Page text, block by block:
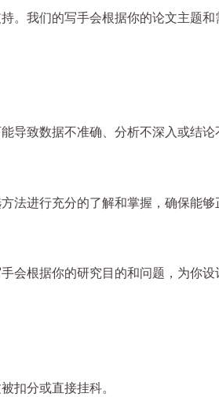
。我们的写手会根据你的论文主题和
导致数据不准确、分析不深入或结论
法进行充分的了解和掌握，确保能够
会根据你的研究目的和问题，为你设
扣分或直接挂科。